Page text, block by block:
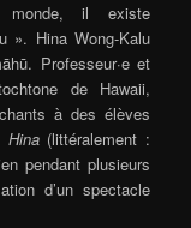
il existe
». Hina Wong-Kalu
Professeur·e et
de Hawaii,
à des élèves
Hina(littéralement :
pendant plusieurs
d’un spectacle